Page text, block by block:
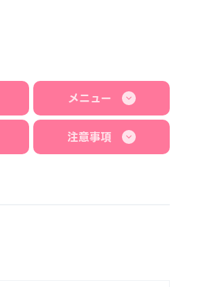
メニュー
注意事項